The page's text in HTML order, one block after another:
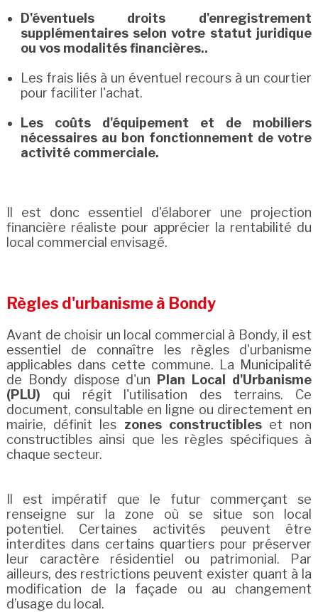
D'éventuels droits d'enregistrement
supplémentaires selon votre statut juridique
ou vos modalités financières..
Les frais liés à un éventuel recours à un courtier
pour faciliter l'achat.
Les coûts d'équipement et de mobiliers
nécessaires au bon fonctionnement de votre
activité commerciale.
Il est donc essentiel d'élaborer une projection
financière réaliste pour apprécier la rentabilité du
local commercial envisagé.
Règles d'urbanisme à Bondy
Avant de choisir un local commercial à Bondy, il est
essentiel de connaître les règles d'urbanisme
applicables dans cette commune. La Municipalité
de Bondy dispose d'un
Plan Local d'Urbanisme
(PLU) qui régit l'utilisation des terrains. Ce
document, consultable en ligne ou directement en
mairie, définit les zones constructibleset non
constructibles ainsi que les règles spécifiques à
chaque secteur.
Il est impératif que le futur commerçant se
renseigne sur la zone où se situe son local
potentiel. Certaines activités peuvent être
interdites dans certains quartiers pour préserver
leur caractère résidentiel ou patrimonial. Par
ailleurs, des restrictions peuvent exister quant à la
modification de la façade ou au changement
d’usage du local.